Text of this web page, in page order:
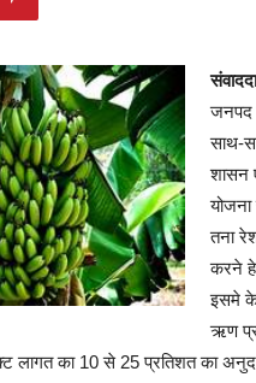
जनपद
साथ-
शासन
तना
करने
इसमे
ऋण
लागत का 10 से 25 प्रतिशत का